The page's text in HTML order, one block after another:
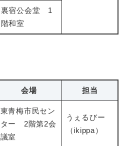
裏宿公会堂 1
階和室
会場 担当
東青梅市民セン
ター 2階第2会
議室
​うぇるびー
（ikippa）